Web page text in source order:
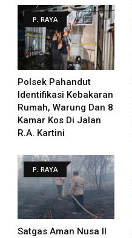
P. RAYA
Polsek Pahandut
Identifikasi Kebakaran
Rumah, Warung Dan 8
Kamar Kos Di Jalan
R.A. Kartini
P. RAYA
Satgas Aman Nusa II